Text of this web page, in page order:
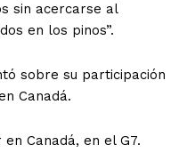
sin acercarse al
en los pinos”.
sobre su participación
Canadá.
Canadá, en el G7.